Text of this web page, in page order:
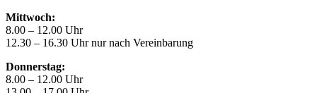
Mittwoch:
8.00 – 12.00 Uhr
12.30 – 16.30 Uhr nur nach Vereinbarung
Donnerstag:
8.00 – 12.00 Uhr